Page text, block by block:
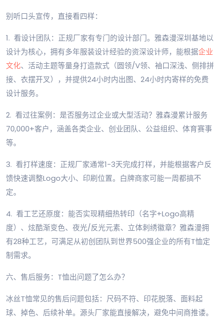
别听口头宣传，直接看四样：
1. 看设计团队：正规厂家有专门的设计部门。雅森漫深圳基地以
设计为核心，拥有多年服装设计经验的资深设计师，能根据企业
文化、活动主题等量身打造款式（圆领/V领、袖口深浅、侧排拼
接、衣摆开叉），并提供24小时内出图、24小时内寄样的免费
设计服务。
2. 看过往案例：是否服务过企业或大型活动？雅森漫累计服务
70,000+客户，涵盖各类企业、创业团队、公益组织、体育赛事
等。
3. 看打样速度：正规厂家通常1-3天完成打样，并能根据客户反
馈快速调整Logo大小、印刷位置。白牌商家可能一周都搞不
定。
4. 看工艺还原度：能否实现精细热转印（名字+Logo高精
度）、炫酷渐变色、夜光/反光元素、立体刺绣徽章？雅森漫拥
有28种工艺，可满足从初创团队到世界500强企业的所有T恤定
制需求。
六、售后服务：T恤出问题了怎么办？
冰丝T恤常见的售后问题包括：尺码不符、印花脱落、面料起
球、掉色、后续补单。源头厂家能直接解决，避免中间商推诿。